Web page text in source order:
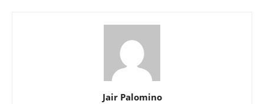
Jair Palomino